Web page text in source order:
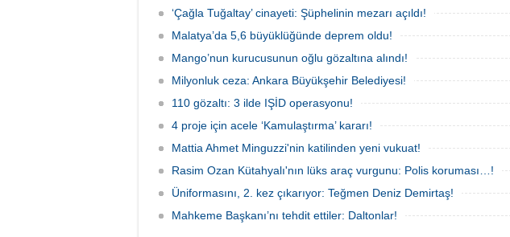
girdi.
karıştı. 4 gün sonra sağ bulunan ancak
kaldırıldığı hastanede hayatını
kaybeden Ece'nin ölümüyle ilgili
çeken detaylar yer aldı.
‘Çağla Tuğaltay’ cinayeti: Şüphelinin mezarı açıldı!
Malatya’da 5,6 büyüklüğünde deprem oldu!
Mango’nun kurucusunun oğlu gözaltına alındı!
Milyonluk ceza: Ankara Büyükşehir Belediyesi!
110 gözaltı: 3 ilde IŞİD operasyonu!
4 proje için acele ‘Kamulaştırma’ kararı!
Mattia Ahmet Minguzzi'nin katilinden yeni vukuat!
Rasim Ozan Kütahyalı'nın lüks araç vurgunu: Polis koruması…!
Üniformasını, 2. kez çıkarıyor: Teğmen Deniz Demirtaş!
Mahkeme Başkanı’nı tehdit ettiler: Daltonlar!